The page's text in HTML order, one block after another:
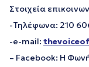
Στοιχεία
-Τηλέφωνα: 210
-e-mail:
– Facebook: Η